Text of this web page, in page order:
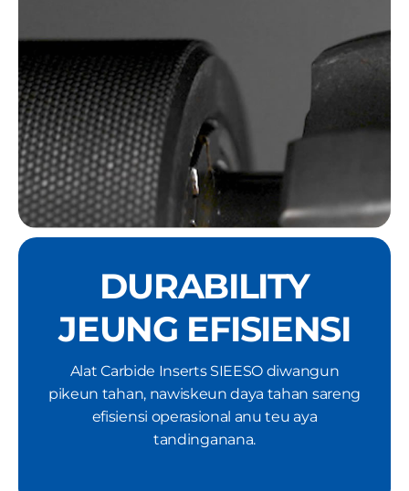
DURABILITY
JEUNG EFISIENSI
Alat Carbide Inserts SIEESO diwangun
pikeun tahan, nawiskeun daya tahan sareng
efisiensi operasional anu teu aya
tandinganana.